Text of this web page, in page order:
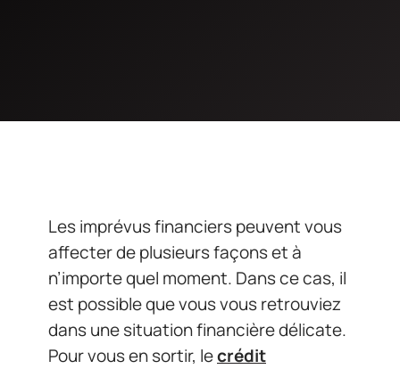
Les imprévus financiers peuvent vous
affecter de plusieurs façons et à
n’importe quel moment. Dans ce cas, il
est possible que vous vous retrouviez
dans une situation financière délicate.
Pour vous en sortir, lecrédit